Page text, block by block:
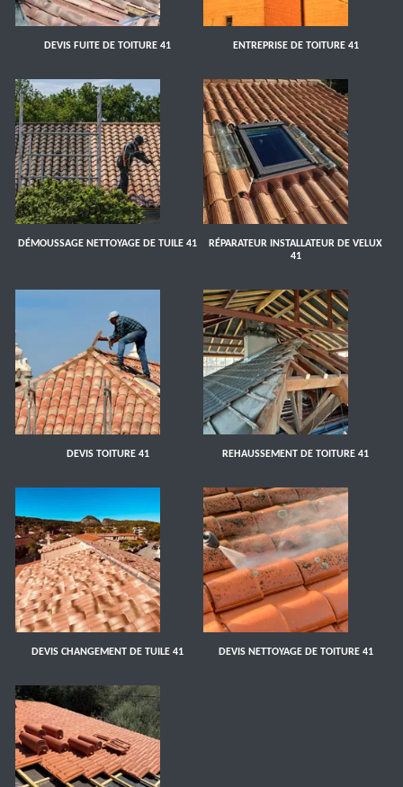
DEVIS FUITE DE TOITURE 41 ENTREPRISE DE TOITURE 41
DÉMOUSSAGE NETTOYAGE DE TUILE 41
RÉPARATEUR INSTALLATEUR DE VELUX
41
DEVIS TOITURE 41 REHAUSSEMENT DE TOITURE 41
DEVIS CHANGEMENT DE TUILE 41 DEVIS NETTOYAGE DE TOITURE 41